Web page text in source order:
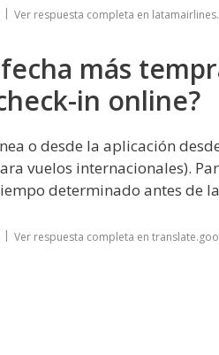
Ver respuesta completa en
fecha más
in online?
o desde la aplicación
vuelos internacionales).
determinado antes de
Ver respuesta completa en